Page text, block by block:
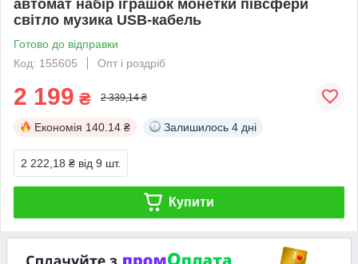
автомат набір іграшок монетки півсфери
світло музика USB-кабель
Готово до відправки
Код: 155605
Опт і роздріб
2 199 ₴ 2 339,14 ₴
Економія 140.14 ₴ Залишилось 4 дні
2 222,18 ₴ від 9 шт.
Купити